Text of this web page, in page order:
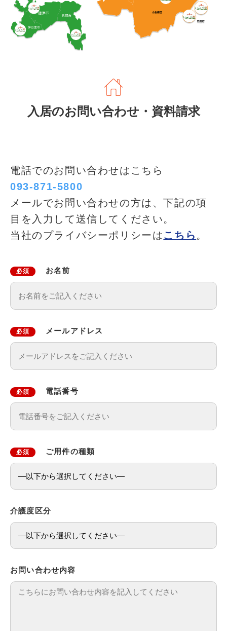
入居のお問い合わせ・資料請求
電話でのお問い合わせはこちら
093-871-5800
メールでお問い合わせの方は、下記の項
目を入力して送信してください。
当社のプライバシーポリシーは こちら 。
必須 お名前
必須 メールアドレス
必須 電話番号
必須 ご用件の種類
介護度区分
お問い合わせ内容